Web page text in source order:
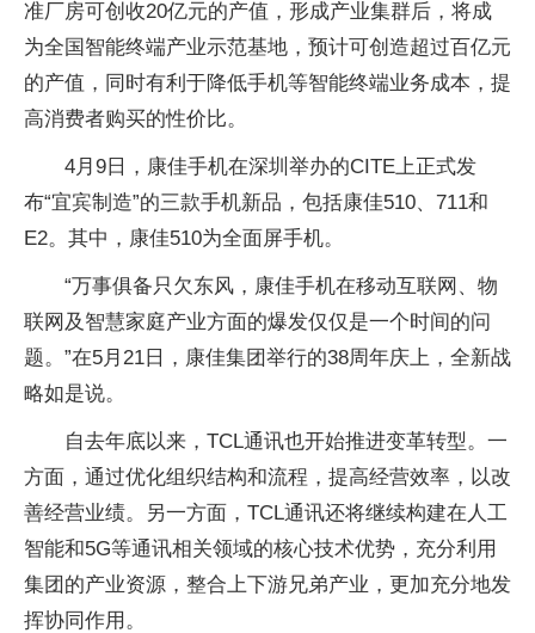
准厂房可创收20亿元的产值，形成产业集群后，将成
为全国智能终端产业示范基地，预计可创造超过百亿元
的产值，同时有利于降低手机等智能终端业务成本，提
高消费者购买的性价比。
4月9日，康佳手机在深圳举办的CITE上正式发
布“宜宾制造”的三款手机新品，包括康佳510、711和
E2。其中，康佳510为全面屏手机。
“万事俱备只欠东风，康佳手机在移动互联网、物
联网及智慧家庭产业方面的爆发仅仅是一个时间的问
题。”在5月21日，康佳集团举行的38周年庆上，全新战
略如是说。
自去年底以来，TCL通讯也开始推进变革转型。一
方面，通过优化组织结构和流程，提高经营效率，以改
善经营业绩。另一方面，TCL通讯还将继续构建在人工
智能和5G等通讯相关领域的核心技术优势，充分利用
集团的产业资源，整合上下游兄弟产业，更加充分地发
挥协同作用。